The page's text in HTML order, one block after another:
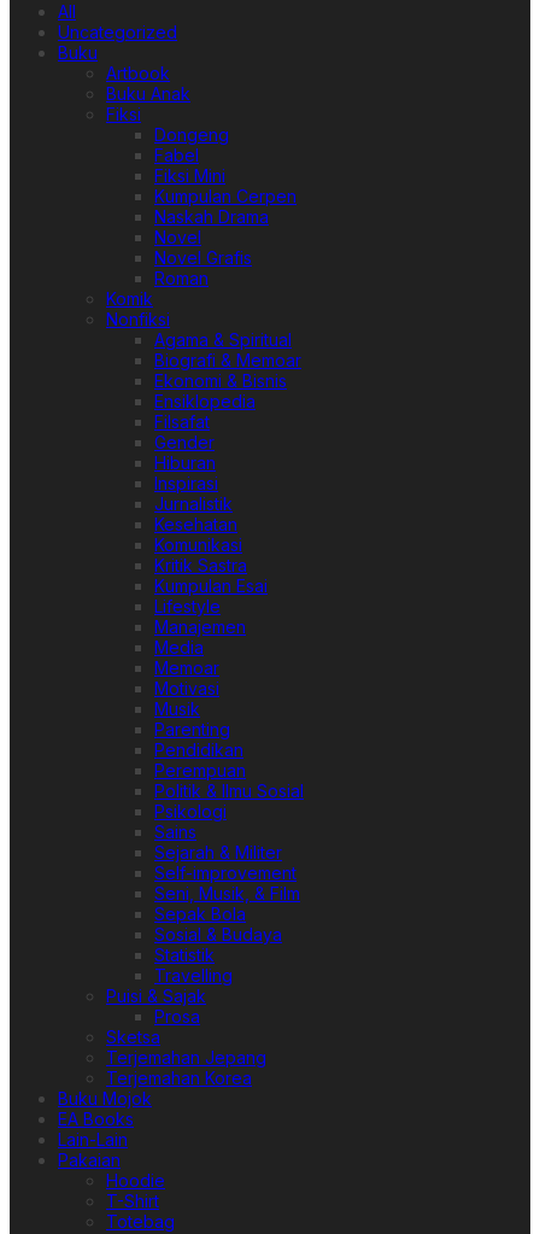
All
Uncategorized
Buku
Artbook
Buku Anak
Fiksi
Dongeng
Fabel
Fiksi Mini
Kumpulan Cerpen
Naskah Drama
Novel
Novel Grafis
Roman
Komik
Nonfiksi
Agama & Spiritual
Biografi & Memoar
Ekonomi & Bisnis
Ensiklopedia
Filsafat
Gender
Hiburan
Inspirasi
Jurnalistik
Kesehatan
Komunikasi
Kritik Sastra
Kumpulan Esai
Lifestyle
Manajemen
Media
Memoar
Motivasi
Musik
Parenting
Pendidikan
Perempuan
Politik & Ilmu Sosial
Psikologi
Sains
Sejarah & Militer
Self-improvement
Seni, Musik, & Film
Sepak Bola
Sosial & Budaya
Statistik
Travelling
Puisi & Sajak
Prosa
Sketsa
Terjemahan Jepang
Terjemahan Korea
Buku Mojok
EA Books
Lain-Lain
Pakaian
Hoodie
T-Shirt
Totebag